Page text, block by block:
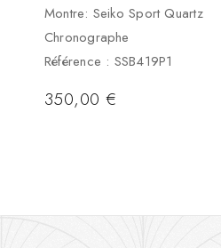
Montre: Seiko Sport Quartz
Chronographe
Référence : SSB419P1
350,00 €